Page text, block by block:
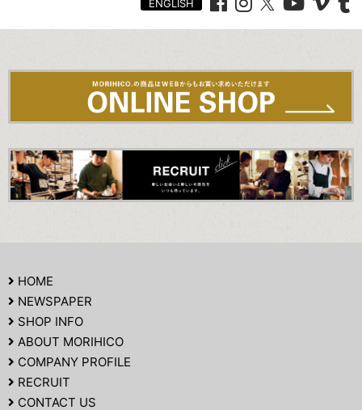
ENGLISH
HOME
NEWSPAPER
SHOP INFO
ABOUT MORIHICO
COMPANY PROFILE
RECRUIT
CONTACT US